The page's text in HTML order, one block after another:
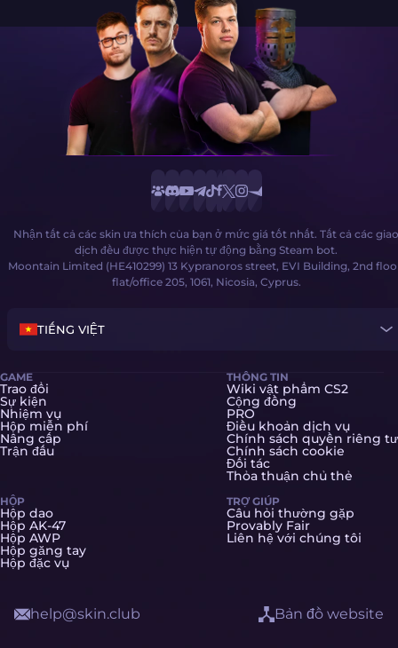
Nhận tất cả các skin ưa thích của bạn ở mức giá tốt nhất. Tất cả các giao
dịch đều được thực hiện tự động bằng Steam bot.
Moontain Limited (HE410299) 13 Kypranoros street, EVI Building, 2nd
flat/office 205, 1061, Nicosia, Cyprus.
TIẾNG VIỆT
GAME
Trao đổi
Sự kiện
Nhiệm vụ
Hộp miễn phí
Nâng cấp
Trận đấu
HỘP
Hộp dao
Hộp AK-47
Hộp AWP
Hộp găng tay
Hộp đặc vụ
THÔNG TIN
Wiki vật phẩm CS2
Cộng đồng
PRO
Điều khoản dịch vụ
Chính sách quyền riêng tư
Chính sách cookie
Đối tác
Thỏa thuận chủ thẻ
TRỢ GIÚP
Câu hỏi thường gặp
Provably Fair
Liên hệ với chúng tôi
help@skin.club Bản đồ website